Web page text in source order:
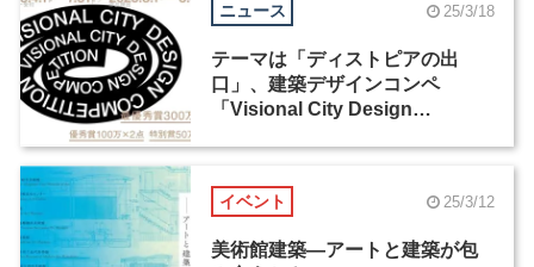
ニュース 25/3/18
テーマは「ディストピアの出
口」、建築デザインコンペ
「Visional City Design
イベント 25/3/12
美術館建築―アートと建築が包